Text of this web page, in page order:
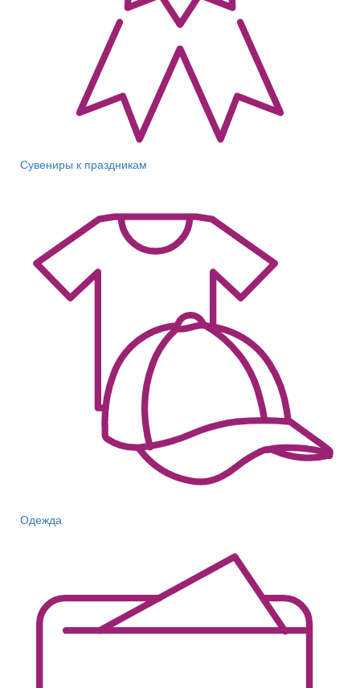
Сувениры к праздникам
Одежда